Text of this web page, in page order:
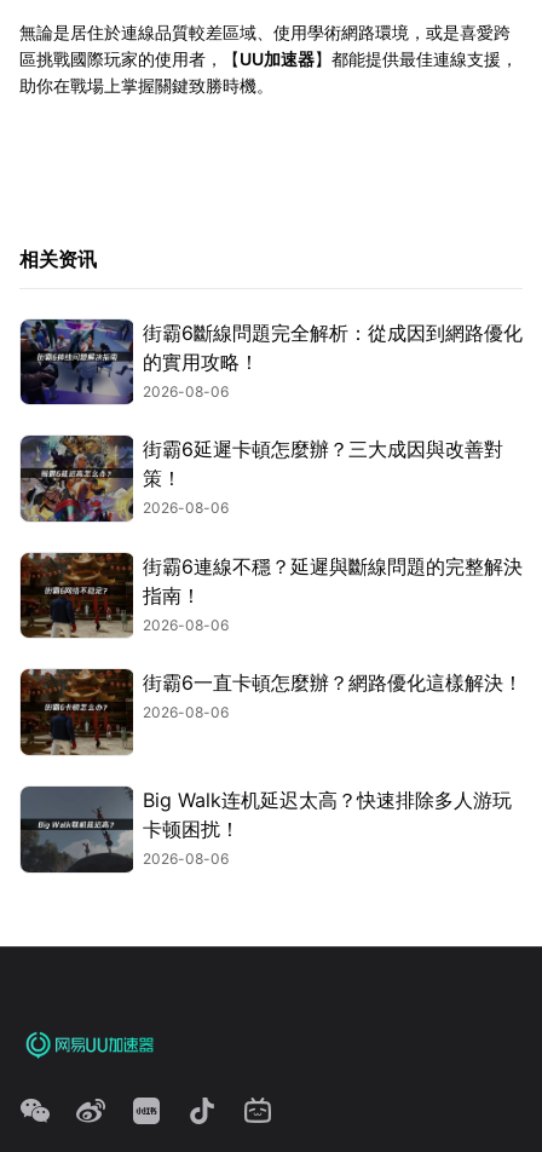
無論是居住於連線品質較差區域、使用學術網路環境，或是喜愛跨
區挑戰國際玩家的使用者，【UU加速器】都能提供最佳連線支援，
助你在戰場上掌握關鍵致勝時機。
相关资讯
街霸6斷線問題完全解析：從成因到網路優化
的實用攻略！
2026-08-06
街霸6延遲卡頓怎麼辦？三大成因與改善對
策！
2026-08-06
街霸6連線不穩？延遲與斷線問題的完整解決
指南！
2026-08-06
街霸6一直卡頓怎麼辦？網路優化這樣解決！
2026-08-06
Big Walk连机延迟太高？快速排除多人游玩
卡顿困扰！
2026-08-06